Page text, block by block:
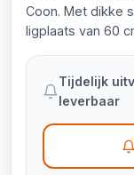
Coon. Met dikke
ligplaats van 60
Tijdelijk
leverbaar